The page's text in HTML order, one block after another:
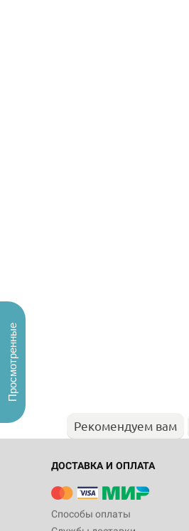
Рекомендуем вам
ДОСТАВКА И ОПЛАТА
Способы оплаты
Просмотренные